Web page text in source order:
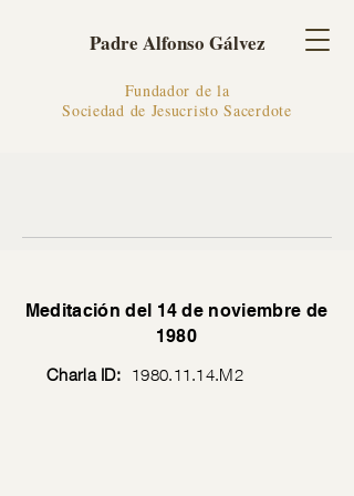
Padre Alfonso Gálvez
Fundador de la
Sociedad de Jesucristo Sacerdote
Meditación del 14 de noviembre de
1980
Charla ID: 1980.11.14.M2